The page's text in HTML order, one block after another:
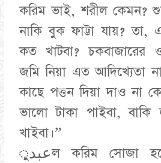
করিম ভাই, শরীল কেমন?
নাকি বুক ফাট্টা যায়?
কত খাটবা? চকবাজারের
জমি নিয়া এত আদিখ্যেতা
কাছে পত্তন দিয়া দাও না
ভালো টাকা পাইবা, বাকি
খাইবা।”
​عبدুল করিম সোজা হয়ে দাঁড়ালেন।